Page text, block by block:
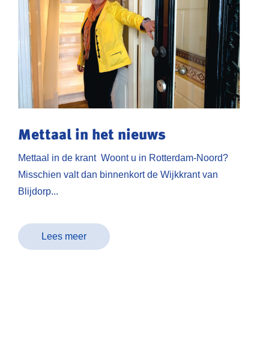
Mettaal in het nieuws
Mettaal in de krant Woont u in Rotterdam-Noord?
Misschien valt dan binnenkort de Wijkkrant van
Blijdorp...
Lees meer